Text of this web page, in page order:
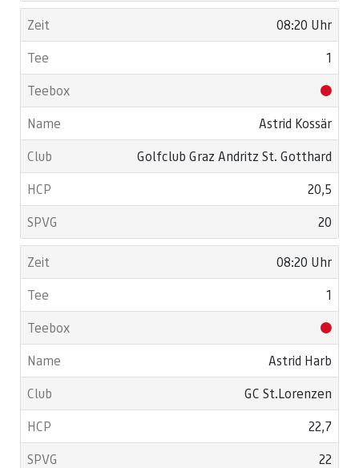
08:20 Uhr
1
Astrid Kossär
Golfclub Graz Andritz St. Gotthard
20,5
20
08:20 Uhr
1
Astrid Harb
GC St.Lorenzen
22,7
22